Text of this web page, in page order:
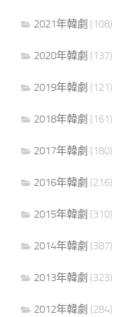
2021年韓劇 (108)
2020年韓劇 (137)
2019年韓劇 (121)
2018年韓劇 (161)
2017年韓劇 (180)
2016年韓劇 (216)
2015年韓劇 (310)
2014年韓劇 (387)
2013年韓劇 (323)
2012年韓劇 (284)